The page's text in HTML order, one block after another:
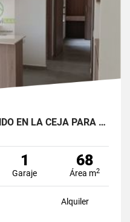
APARTAMENTO EN ARRIENDO EN LA CEJA PARA ESTRENAR EN UNIDAD CERRADA.
1
Garaje
68
Área m2
Alquiler